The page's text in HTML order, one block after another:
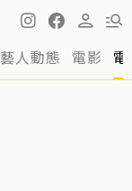
藝人動態 電影